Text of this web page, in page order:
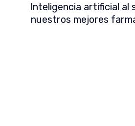
Inteligencia artificial al
nuestros mejores